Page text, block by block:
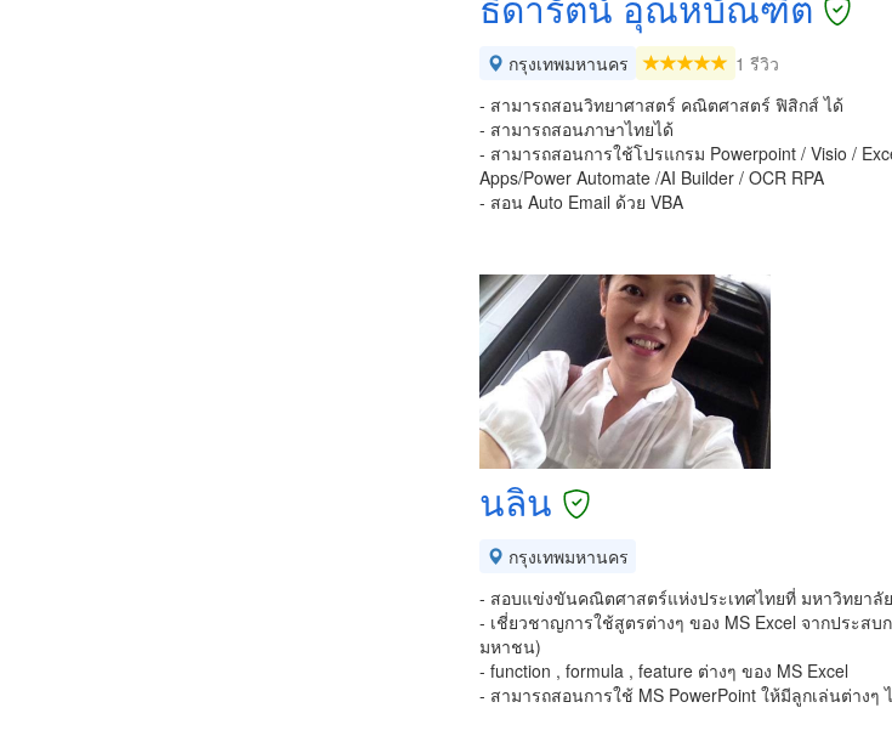
กรุงเทพมหานคร
1 รีวิว
- สามารถสอนวิทยาศาสตร์ คณิตศาสตร์ ฟิสิกส์ ได้
- สามารถสอนภาษาไทยได้
- สามารถสอนการใช้โปรแกรม Powerpoint / Visio /
Apps/Power Automate /AI Builder / OCR RPA
- สอน Auto Email ด้วย VBA
นลิน
กรุงเทพมหานคร
- สอบแข่งขันคณิตศาสตร์แห่งประเทศไทยที่ มหาวิทยาลั
- เชี่ยวชาญการใช้สูตรต่างๆ ของ MS Excel จากประส
มหาชน)
- function , formula , feature ต่างๆ ของ MS Excel
- สามารถสอนการใช้ MS PowerPoint ให้มีลูกเล่นต่างๆ